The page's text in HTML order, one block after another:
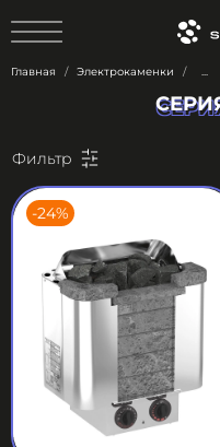
Главная Электрокаменки ...
-24%
Фильтр